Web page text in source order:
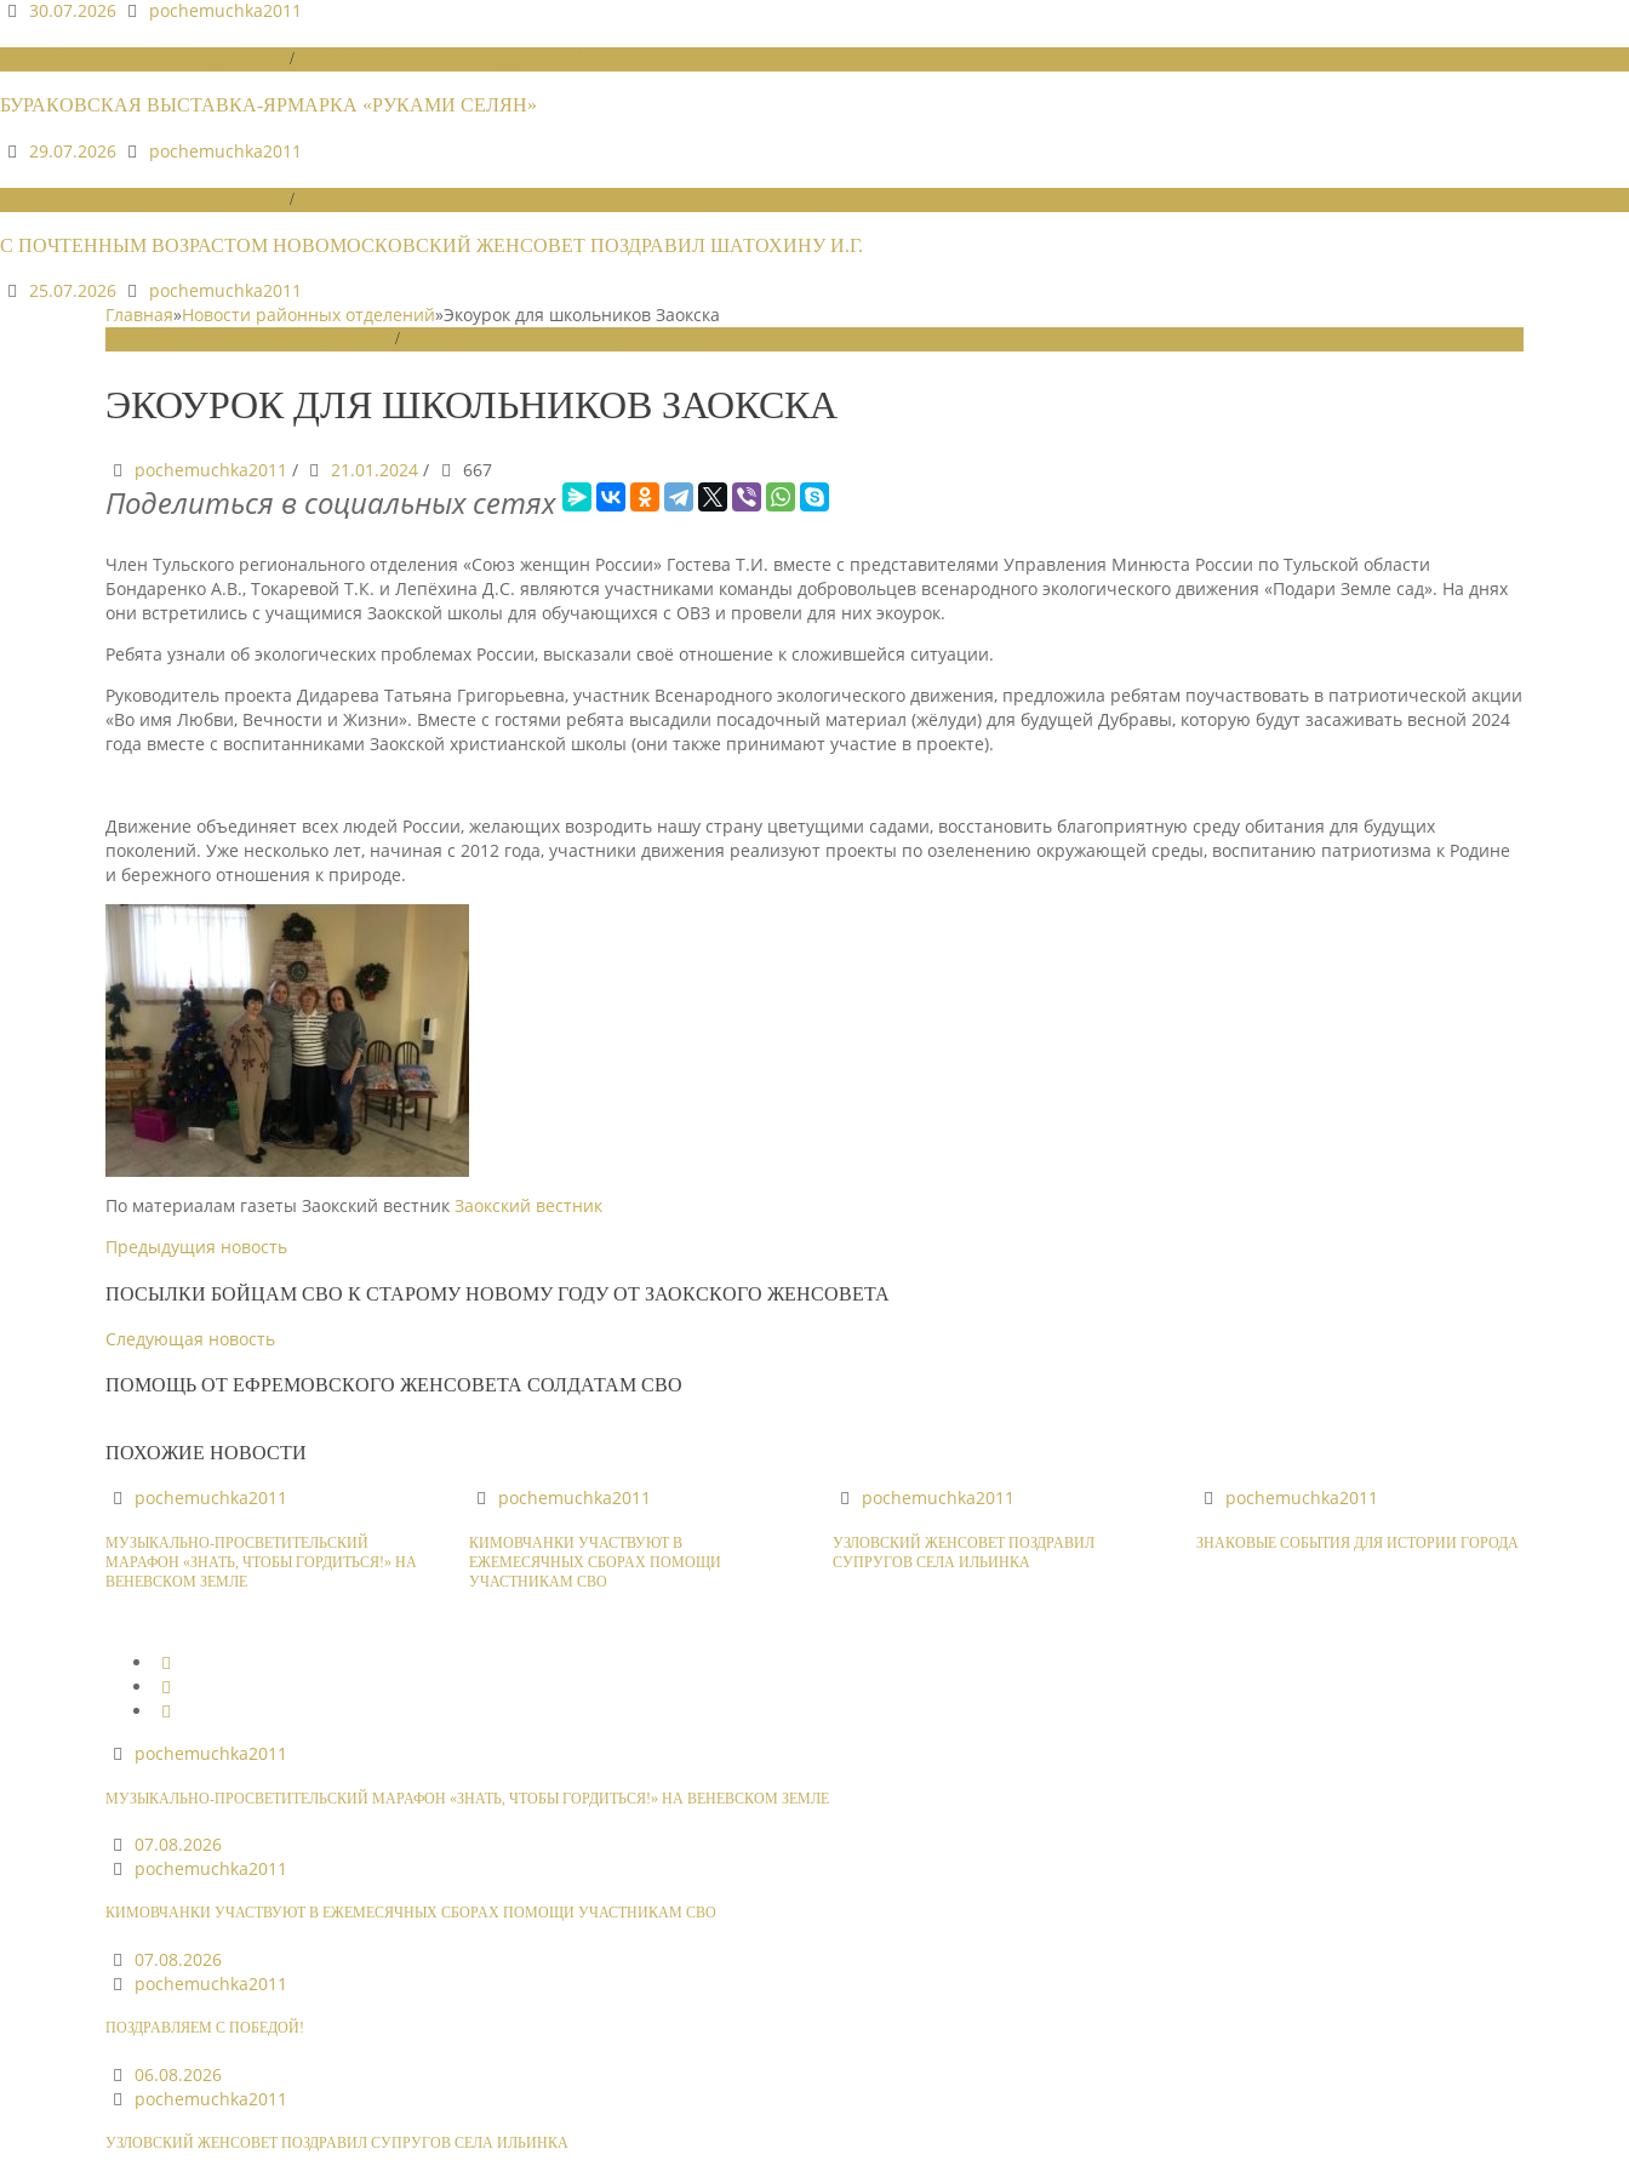
30.07.2026
pochemuchka2011
/
БУРАКОВСКАЯ ВЫСТАВКА-ЯРМАРКА «РУКАМИ СЕЛЯН»
29.07.2026
pochemuchka2011
/
С ПОЧТЕННЫМ ВОЗРАСТОМ НОВОМОСКОВСКИЙ ЖЕНСОВЕТ ПОЗДРАВИЛ ШАТОХИНУ И.Г.
25.07.2026
pochemuchka2011
Главная»Новости районных отделений»Экоурок для школьников Заокска
/
ЭКОУРОК ДЛЯ ШКОЛЬНИКОВ ЗАОКСКА
pochemuchka2011 / 21.01.2024 / 667
Поделиться в социальных сетях
Член Тульского регионального отделения «Союз женщин России» Гостева Т.И. вместе с представителями Управления Минюста России по Тульской области
Бондаренко А.В., Токаревой Т.К. и Лепёхина Д.С. являются участниками команды добровольцев всенародного экологического движения «Подари Земле сад». На днях
они встретились с учащимися Заокской школы для обучающихся с ОВЗ и провели для них экоурок.
Ребята узнали об экологических проблемах России, высказали своё отношение к сложившейся ситуации.
Руководитель проекта Дидарева Татьяна Григорьевна, участник Всенародного экологического движения, предложила ребятам поучаствовать в патриотической акции
«Во имя Любви, Вечности и Жизни». Вместе с гостями ребята высадили посадочный материал (жёлуди) для будущей Дубравы, которую будут засаживать весной 2024
года вместе с воспитанниками Заокской христианской школы (они также принимают участие в проекте).
Движение объединяет всех людей России, желающих возродить нашу страну цветущими садами, восстановить благоприятную среду обитания для будущих
поколений. Уже несколько лет, начиная с 2012 года, участники движения реализуют проекты по озеленению окружающей среды, воспитанию патриотизма к Родине
и бережного отношения к природе.
По материалам газеты Заокский вестник Заокский вестник
Предыдущия новость
ПОСЫЛКИ БОЙЦАМ СВО К СТАРОМУ НОВОМУ ГОДУ ОТ ЗАОКСКОГО ЖЕНСОВЕТА
Следующая новость
ПОМОЩЬ ОТ ЕФРЕМОВСКОГО ЖЕНСОВЕТА СОЛДАТАМ СВО
ПОХОЖИЕ НОВОСТИ
pochemuchka2011
МУЗЫКАЛЬНО-ПРОСВЕТИТЕЛЬСКИЙ
МАРАФОН «ЗНАТЬ, ЧТОБЫ ГОРДИТЬСЯ!» НА
ВЕНЕВСКОМ ЗЕМЛЕ
pochemuchka2011
КИМОВЧАНКИ УЧАСТВУЮТ В
ЕЖЕМЕСЯЧНЫХ СБОРАХ ПОМОЩИ
УЧАСТНИКАМ СВО
pochemuchka2011
УЗЛОВСКИЙ ЖЕНСОВЕТ ПОЗДРАВИЛ
СУПРУГОВ СЕЛА ИЛЬИНКА
pochemuchka2011
ЗНАКОВЫЕ СОБЫТИЯ ДЛЯ ИСТОРИИ ГОРОДА
pochemuchka2011
МУЗЫКАЛЬНО-ПРОСВЕТИТЕЛЬСКИЙ МАРАФОН «ЗНАТЬ, ЧТОБЫ ГОРДИТЬСЯ!» НА ВЕНЕВСКОМ ЗЕМЛЕ
07.08.2026
pochemuchka2011
КИМОВЧАНКИ УЧАСТВУЮТ В ЕЖЕМЕСЯЧНЫХ СБОРАХ ПОМОЩИ УЧАСТНИКАМ СВО
07.08.2026
pochemuchka2011
ПОЗДРАВЛЯЕМ С ПОБЕДОЙ!
06.08.2026
pochemuchka2011
УЗЛОВСКИЙ ЖЕНСОВЕТ ПОЗДРАВИЛ СУПРУГОВ СЕЛА ИЛЬИНКА